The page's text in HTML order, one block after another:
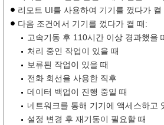
리모트 UI를 사용하여 기기를 껐다가 켤
다음 조건에서 기기를 껐다가 켤 때:
고속기동 후 110시간 이상 경과했을
처리 중인 작업이 있을 때
보류된 작업이 있을 때
전화 회선을 사용한 직후
데이터 백업이 진행 중일 때
네트워크를 통해 기기에 액세스하고
설정 변경 후 재기동이 필요할 때